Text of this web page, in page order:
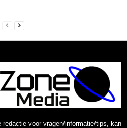
voor vragen/informatie/tips, kan